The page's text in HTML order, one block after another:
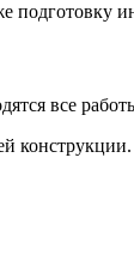
подготовку
все